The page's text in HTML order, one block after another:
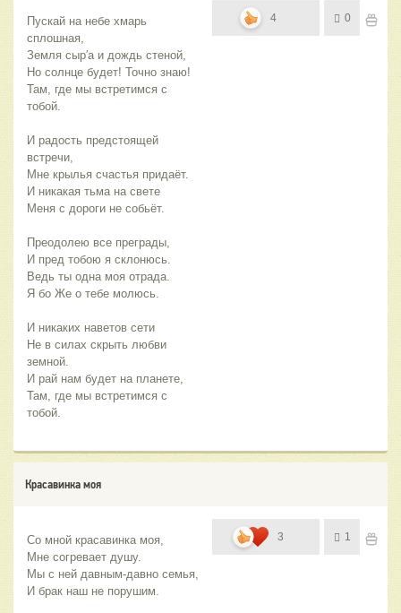
Пускай на небе хмарь
сплошная,
Земля сыр′а и дождь стеной,
Но солнце будет! Точно знаю!
Там, где мы встретимся с
тобой.
И радость предстоящей
встречи,
Мне крылья счастья придаёт.
И никакая тьма на свете
Меня с дороги не собьёт.
Преодолею все преграды,
И пред тобою я склонюсь.
Ведь ты одна моя отрада.
Я бо Же о тебе молюсь.
И никаких наветов сети
Не в силах скрыть любви
земной.
И рай нам будет на планете,
Там, где мы встретимся с
тобой.
4 0
Красавинка моя
Со мной красавинка моя,
Мне согревает душу.
Мы с ней давным-давно семья,
И брак наш не порушим.
3 1